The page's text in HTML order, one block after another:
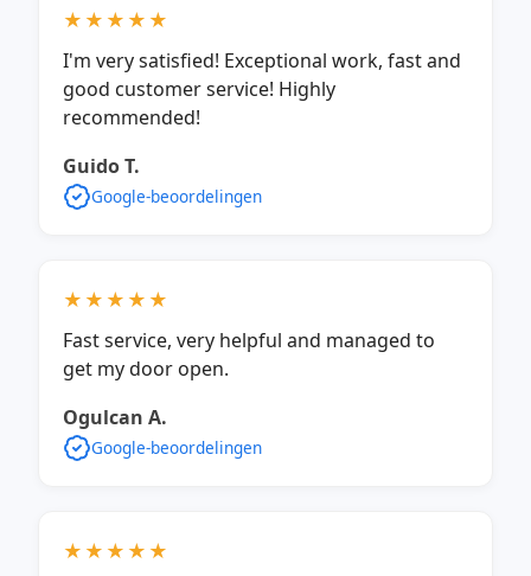
★★★★★
I'm very satisfied! Exceptional work, fast and
good customer service! Highly
recommended!
Guido T.
Google-beoordelingen
★★★★★
Fast service, very helpful and managed to
get my door open.
Ogulcan A.
Google-beoordelingen
★★★★★